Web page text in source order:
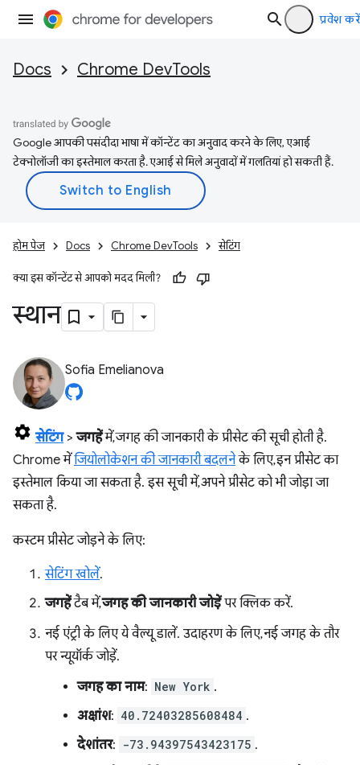
प्रवेश करें
Docs Chrome DevTools
Google आपकी पसंदीदा भाषा में कॉन्टेंट का अनुवाद करने के लिए, एआई
टेक्नोलॉजी का इस्तेमाल करता है. एआई से मिले अनुवादों में गलतियां हो सकती हैं.
होम पेज Docs Chrome DevTools सेटिंग
क्या इस कॉन्टेंट से आपको मदद मिली?
स्थान
Sofia Emelianova
सेटिंग>जगहेंमें, जगह की जानकारी के प्रीसेट की सूची होती है.
Chrome मेंजियोलोकेशन की जानकारी बदलनेके लिए, इन प्रीसेट का
इस्तेमाल किया जा सकता है. इस सूची में, अपने प्रीसेट को भी जोड़ा जा
सकता है.
कस्टम प्रीसेट जोड़ने के लिए:
सेटिंग खोलें.
जगहेंटैब में,जगह की जानकारी जोड़ेंपर क्लिक करें.
नई एंट्री के लिए ये वैल्यू डालें. उदाहरण के लिए, नई जगह के तौर
पर न्यूयॉर्क जोड़ें.
जगह का नाम: New York .
अक्षांश: 40.72403285608484 .
देशांतर: -73.94397543423175 .